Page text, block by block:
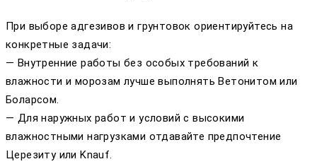
При выборе адгезивов и грунтовок ориентируйтесь на
конкретные задачи:
— Внутренние работы без особых требований к
влажности и морозам лучше выполнять Ветонитом или
Боларсом.
— Для наружных работ и условий с высокими
влажностными нагрузками отдавайте предпочтение
Церезиту или Knauf.